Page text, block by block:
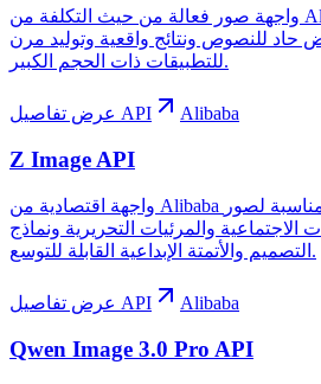
واجهة صور فعالة من حيث التكلفة من Alibaba، مع فهم للمطالبات
حاد للنصوص ونتائج واقعية وتوليد مرن
للتطبيقات ذات الحجم الكبير.
عرض تفاصيل API Alibaba
Z Image API
واجهة اقتصادية من Alibaba لتحويل النص إلى صورة، مناسبة لصور
والمرئيات التحريرية ونماذج
التصميم والأتمتة الإبداعية القابلة للتوسع.
عرض تفاصيل API Alibaba
Qwen Image 3.0 Pro API